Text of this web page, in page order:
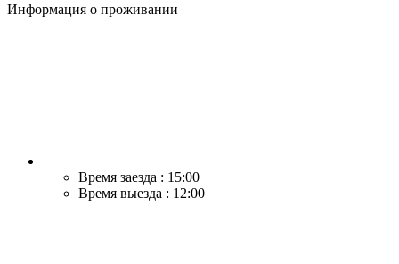
Информация о проживании
Время заезда : 15:00
Время выезда : 12:00